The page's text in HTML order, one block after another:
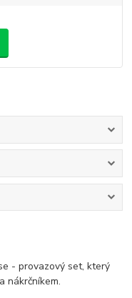
- provazový set, který
nákrčníkem.